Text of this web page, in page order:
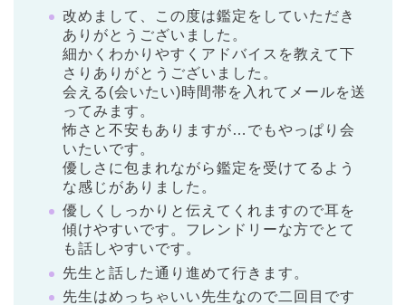
改めまして、この度は鑑定をしていただき
ありがとうございました。
細かくわかりやすくアドバイスを教えて下
さりありがとうございました。
会える(会いたい)時間帯を入れてメールを送
ってみます。
怖さと不安もありますが…でもやっぱり会
いたいです。
優しさに包まれながら鑑定を受けてるよう
な感じがありました。
優しくしっかりと伝えてくれますので耳を
傾けやすいです。フレンドリーな方でとて
も話しやすいです。
先生と話した通り進めて行きます。
先生はめっちゃいい先生なので二回目です